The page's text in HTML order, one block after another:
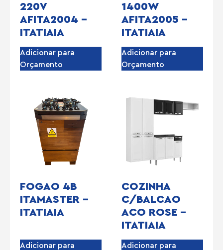
220V
AFITA2004 –
ITATIAIA
Adicionar para
Orçamento
1400W
AFITA2005 –
ITATIAIA
Adicionar para
Orçamento
FOGAO 4B
ITAMASTER –
ITATIAIA
Adicionar para
COZINHA
C/BALCAO
ACO ROSE –
ITATIAIA
Adicionar para